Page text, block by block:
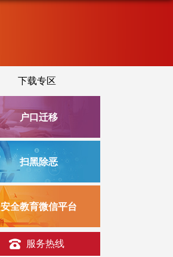
下载专区
户口迁移
扫黑除恶
安全教育微信平台
服务热线